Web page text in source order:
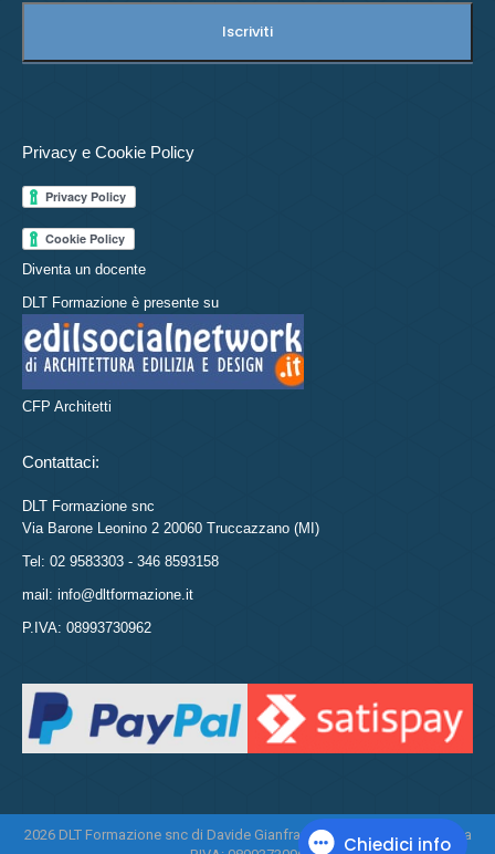
Privacy e Cookie Policy
Diventa un docente
DLT Formazione è presente su
CFP Architetti
Contattaci:
DLT Formazione snc
Via Barone Leonino 2 20060 Truccazzano (MI)
Tel: 02 9583303 - 346 8593158
mail: info@dltformazione.it
P.IVA: 08993730962
2026 DLT Formazione snc di Davide Gianfranco Di Leo e Daniela Tasca